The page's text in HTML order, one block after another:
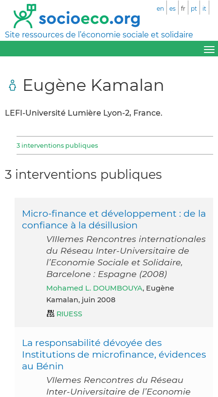
Site ressources de l’économie sociale et solidaire
en es fr pt it
Eugène Kamalan
LEFI-Université Lumière Lyon-2, France.
3 interventions publiques
3 interventions publiques
Micro-finance et développement : de la
confiance à la désillusion
VIIIemes Rencontres internationales
du Réseau Inter-Universitaire de
l’Economie Sociale et Solidaire,
Barcelone : Espagne (2008)
Mohamed L. DOUMBOUYA, Eugène
Kamalan, juin 2008
RIUESS
La responsabilité dévoyée des
Institutions de microfinance, évidences
au Bénin
VIIemes Rencontres du Réseau
Inter-Universitaire de l’Economie